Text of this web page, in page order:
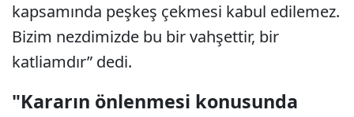
kapsamında peşkeş çekmesi kabul edilemez.
Bizim nezdimizde bu bir vahşettir, bir
katliamdır” dedi.
"Kararın önlenmesi konusunda